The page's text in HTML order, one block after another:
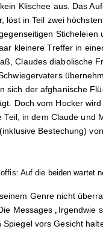
Klischee aus. Das
löst in Teil zwei
kleinere Treffer in
Claudes diabolische
sich der afghanische
Doch vom Hocker
Teil, in dem Claude und
Bestechung)
Auf die beiden wartet
Genre nicht
Messages „Irgendwie
vors Gesicht